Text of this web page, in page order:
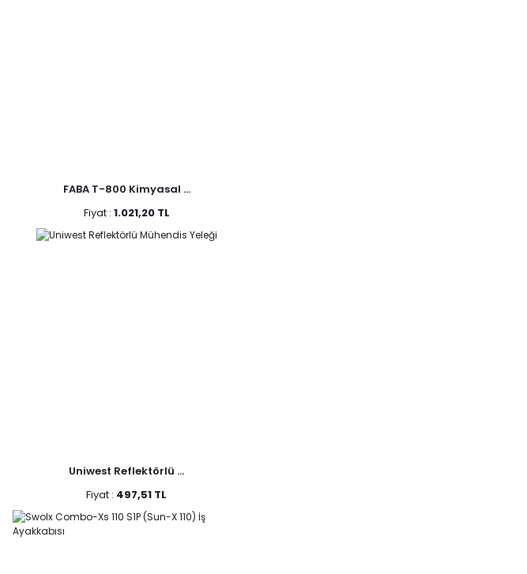
FABA T-800 Kimyasal ...
Fiyat : 1.021,20 TL
Uniwest Reflektörlü ...
Fiyat : 497,51 TL